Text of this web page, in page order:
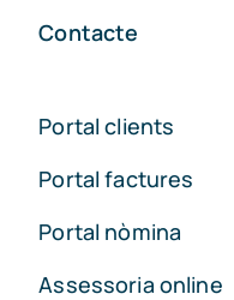
Contacte
Portal clients
Portal factures
Portal nòmina
Assessoria online